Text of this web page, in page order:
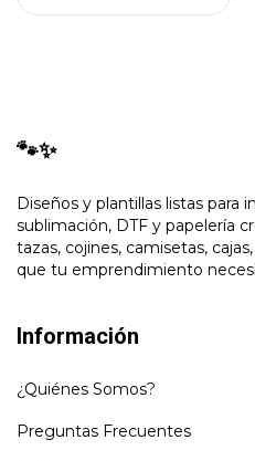
🐾✨
Diseños y plantillas listas para
sublimación, DTF y papelería
tazas, cojines, camisetas,
que tu emprendimiento
Información
¿Quiénes Somos?
Preguntas Frecuentes